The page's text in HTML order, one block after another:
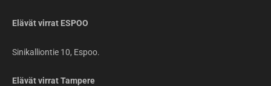
Elävät virrat ESPOO
Sinikalliontie 10, Espoo.
Elävät virrat Tampere